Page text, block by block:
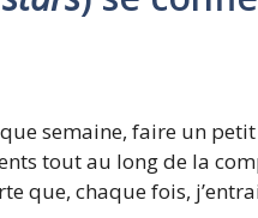
semaine, faire un
tout au long de la
que, chaque fois,